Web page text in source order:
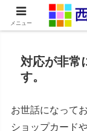
ネ
対応が非常
す。
お世話になって
ショップカード
メニュー